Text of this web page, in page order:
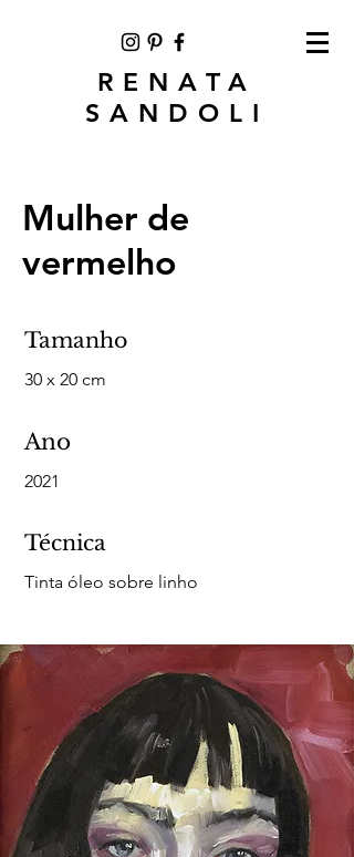
RENATA
SANDOLI
Mulher de
vermelho
Tamanho
30 x 20 cm
Ano
2021
Técnica
Tinta óleo sobre linho